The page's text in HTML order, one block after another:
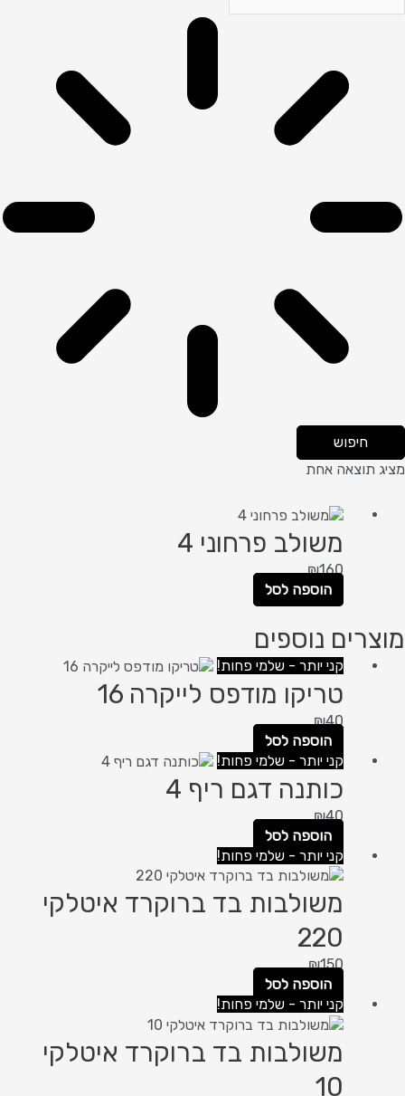
חיפוש
מציג תוצאה אחת
משולב פרחוני 4
₪160
הוספה לסל
מוצרים נוספים
קני יותר - שלמי פחות!
טריקו מודפס לייקרה 16
₪40
הוספה לסל
קני יותר - שלמי פחות!
כותנה דגם ריף 4
₪40
הוספה לסל
קני יותר - שלמי פחות!
משולבות בד ברוקרד איטלקי
220
₪150
הוספה לסל
קני יותר - שלמי פחות!
משולבות בד ברוקרד איטלקי
10